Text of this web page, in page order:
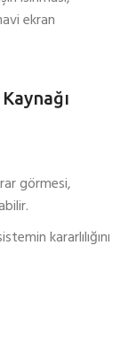
ekran
görmesi,
kararlılığını